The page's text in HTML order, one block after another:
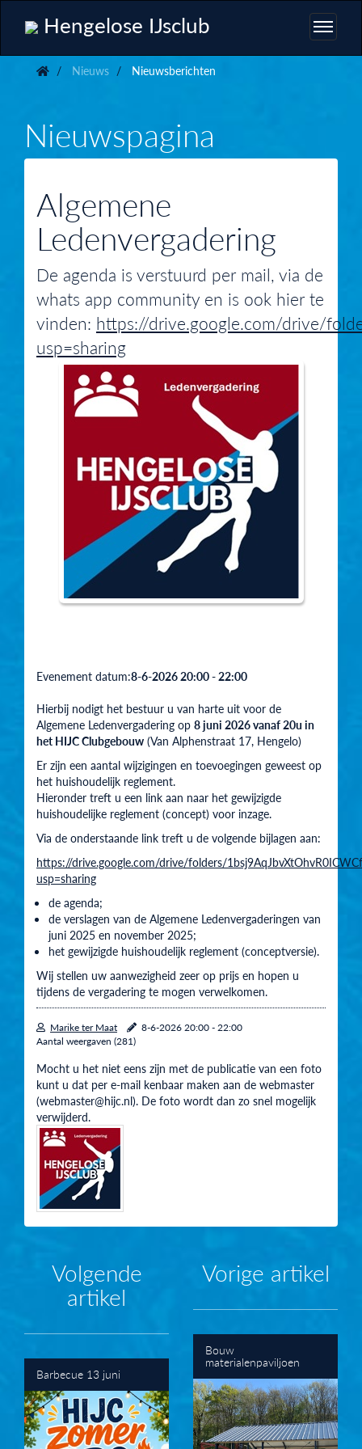
Hengelose IJsclub
Nieuws Nieuwsberichten
Nieuwspagina
Algemene
Ledenvergadering
De agenda is verstuurd per mail, via de
whats app community en is ook hier te
vinden: https://drive.google.com/drive/
usp=sharing
Evenement datum:8-6-2026 20:00 - 22:00
Hierbij nodigt het bestuur u van harte uit voor de
Algemene Ledenvergadering op 8 juni 2026 vanaf 20u in
het HIJC Clubgebouw (Van Alphenstraat 17, Hengelo)
Er zijn een aantal wijzigingen en toevoegingen geweest op
het huishoudelijk reglement.
Hieronder treft u een link aan naar het gewijzigde
huishoudelijke reglement (concept) voor inzage.
Via de onderstaande link treft u de volgende bijlagen aan:
https://drive.google.com/drive/folders/
usp=sharing
de agenda;
de verslagen van de Algemene Ledenvergaderingen van
juni 2025 en november 2025;
het gewijzigde huishoudelijk reglement (conceptversie).
Wij stellen uw aanwezigheid zeer op prijs en hopen u
tijdens de vergadering te mogen verwelkomen.
Marike ter Maat
8-6-2026 20:00 - 22:00
Aantal weergaven (281)
Mocht u het niet eens zijn met de publicatie van een foto
kunt u dat per e-mail kenbaar maken aan de webmaster
(webmaster@hijc.nl). De foto wordt dan zo snel mogelijk
verwijderd.
Volgende
artikel
Barbecue 13 juni
Vorige artikel
Bouw
materialenpaviljoen